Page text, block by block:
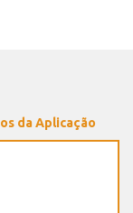
da Aplicação